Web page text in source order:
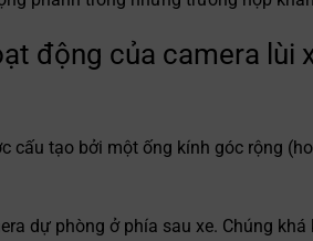
động của camera lùi
cấu tạo bởi một ống kính góc rộng
dự phòng ở phía sau xe. Chúng